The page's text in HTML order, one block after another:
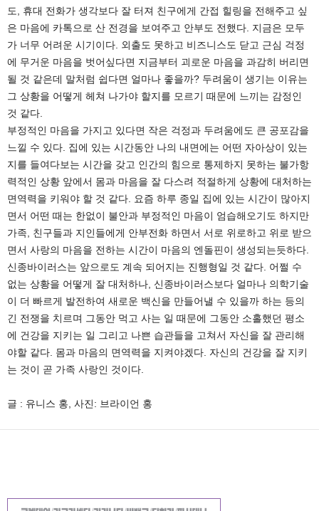
도, 휴대 전화가 생각보다 잘 터져 친구에게 간접 힐링을 전해주고 싶
은 마음에 카톡으로 산 전경을 보여주고 안부도 전했다. 지금은 모두
가 너무 어려운 시기이다. 외출도 못하고 비즈니스도 닫고 근심 걱정
에 무거운 마음을 벗어싶다면 지금부터 괴로운 마음을 과감히 버리면
될 것 같은데 말처럼 쉽다면 얼마나 좋을까? 두려움이 생기는 이유는
그 상황을 어떻게 헤쳐 나가야 할지를 모르기 때문에 느끼는 감정인
것 같다.
부정적인 마음을 가지고 있다면 작은 걱정과 두려움에도 큰 공포감을
느낄 수 있다. 집에 있는 시간동안 나의 내면에는 어떤 자아상이 있는
지를 들여다보는 시간을 갖고 인간의 힘으로 통제하지 못하는 불가항
력적인 상황 앞에서 몸과 마음을 잘 다스려 적절하게 상황에 대처하는
면역력을 키워야 할 것 같다. 요즘 하루 종일 집에 있는 시간이 많아지
면서 어떤 때는 한없이 불안과 부정적인 마음이 엄습해오기도 하지만
가족, 친구들과 지인들에게 안부전화 하면서 서로 위로하고 위로 받으
면서 사랑의 마음을 전하는 시간이 마음의 엔돌핀이 생성되는듯하다.
신종바이러스는 앞으로도 계속 되어지는 진행형일 것 같다. 어쩔 수
없는 상황을 어떻게 잘 대처하나, 신종바이러스보다 얼마나 의학기술
이 더 빠르게 발전하여 새로운 백신을 만들어낼 수 있을까 하는 등의
긴 전쟁을 치르며 그동안 먹고 사는 일 때문에 그동안 소홀했던 평소
에 건강을 지키는 일 그리고 나쁜 습관들을 고쳐서 자신을 잘 관리해
야할 같다. 몸과 마음의 면역력을 지켜야겠다. 자신의 건강을 잘 지키
는 것이 곧 가족 사랑인 것이다.
글 : 유니스 홍, 사진: 브라이언 홍